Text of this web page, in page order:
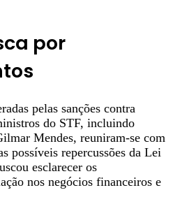
por
pelas sanções contra
do STF, incluindo
Mendes, reuniram-se com
possíveis repercussões da Lei
esclarecer os
nos negócios financeiros e